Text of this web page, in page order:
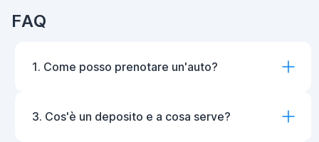
FAQ
1. Come posso prenotare un'auto?
3. Cos'è un deposito e a cosa serve?